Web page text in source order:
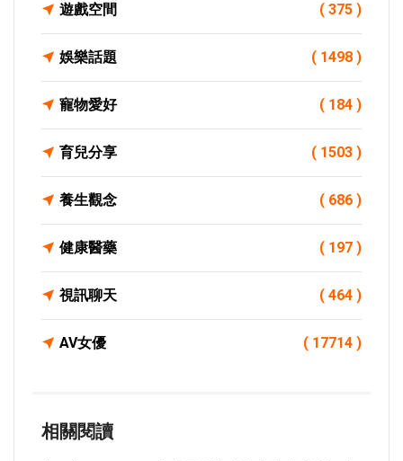
遊戲空間 ( 375 )
娛樂話題 ( 1498 )
寵物愛好 ( 184 )
育兒分享 ( 1503 )
養生觀念 ( 686 )
健康醫藥 ( 197 )
視訊聊天 ( 464 )
AV女優 ( 17714 )
相關閱讀